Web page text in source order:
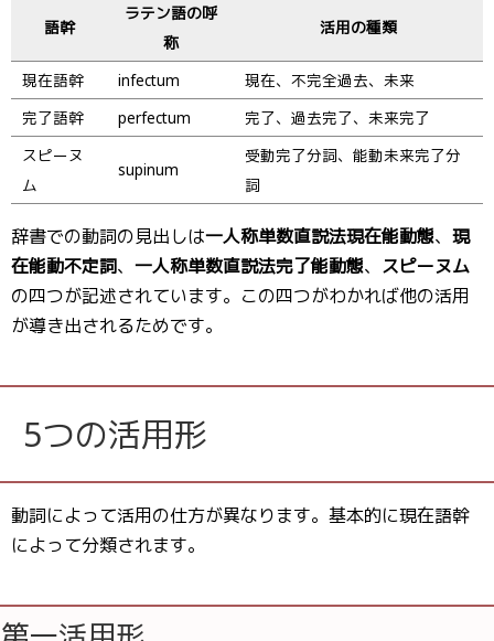
語幹
ラテン語の呼
称
活用の種類
現在語幹 infectum
現在、不完全過去、未来
完了語幹
perfectum
完了、過去完了、未来完了
スピーヌ
ム
supinum
受動完了分詞、能動未来完了分
詞
辞書での動詞の見出しは一人称単数直説法現在能動態、 現
在能動不定詞、 一人称単数直説法完了能動態、 スピーヌム
の四つが記述されています。この四つがわかれば他の活用
が導き出されるためです。
5つの活用形
動詞によって活用の仕方が異なります。基本的に現在語幹
によって分類されます。